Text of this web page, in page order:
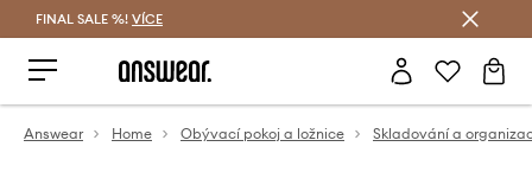
FINAL SALE %! VÍCE
Answear Home Obývací pokoj a ložnice Skladování a